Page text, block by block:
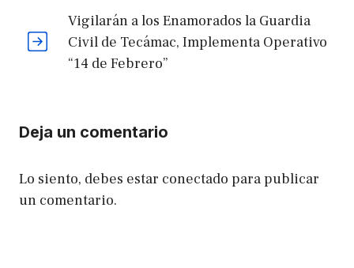
Vigilarán a los Enamorados la Guardia
Civil de Tecámac, Implementa Operativo
“14 de Febrero”
Deja un comentario
Lo siento, debes estar conectado para publicar
un comentario.